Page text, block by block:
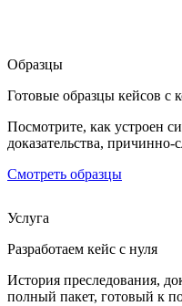
Образцы
Готовые образцы кейсов с
Посмотрите, как устроен
доказательства, причинно-
Смотреть образцы
Услуга
Разработаем кейс с нуля
История преследования,
полный пакет, готовый к